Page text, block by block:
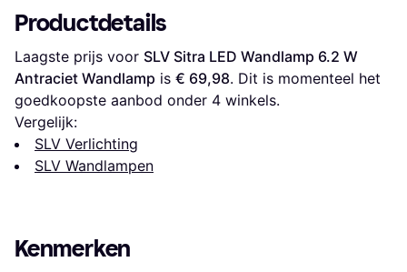
Productdetails
Laagste prijs voor SLV Sitra LED Wandlamp 6.2 W
Antraciet Wandlamp is € 69,98. Dit is momenteel het
goedkoopste aanbod onder 4 winkels.
Vergelijk:
SLV Verlichting
SLV Wandlampen
Kenmerken